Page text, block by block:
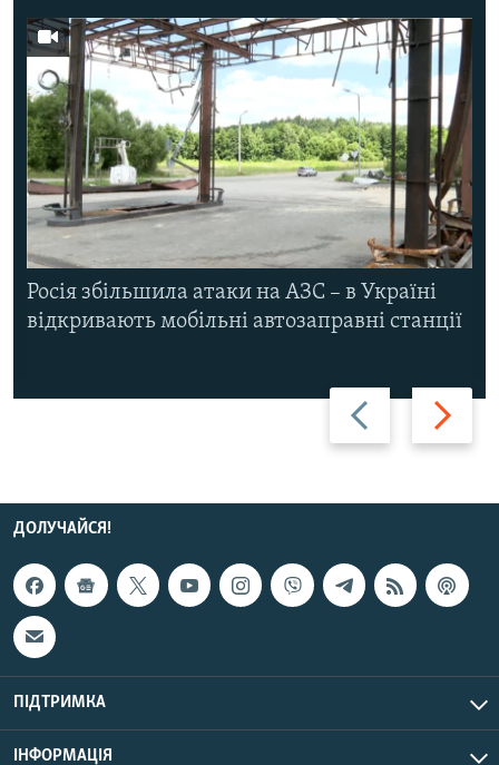
Назад Вперед
Росія збільшила атаки на АЗС – в Україні
відкривають мобільні автозаправні станції
ДОЛУЧАЙСЯ!
ПІДТРИМКА
ІНФОРМАЦІЯ